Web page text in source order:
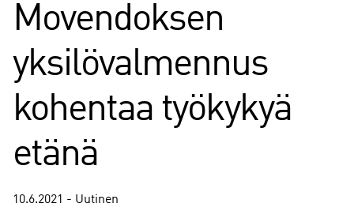
Movendoksen
yksilövalmennus
kohentaa työkykyä
etänä
10.6.2021 - Uutinen